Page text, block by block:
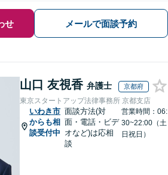
せ メールで面談予約
山口 友視香 弁護士 京都府
東京スタートアップ法律事務所 京都支店
いわき市
からも相
談受付中
面談方法(対
面・電話・ビデ
オなど)は応相
談
営業時間：06:
30~22:00（土
日祝日）